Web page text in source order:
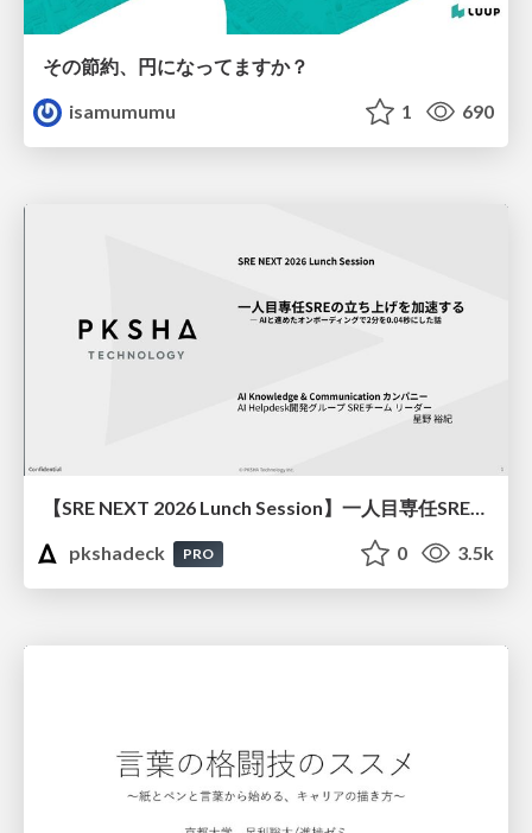
その節約、円になってますか？
isamumumu
1 690
【SRE NEXT 2026 Lunch Session】一人目専任SREの立ち上げを加速する ― AIと進めたオンボーディングで2分を0.04秒にした話
pkshadeck
PRO 0 3.5k